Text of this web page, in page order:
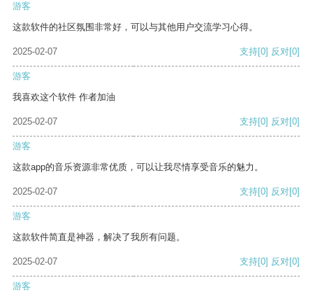
游客
这款软件的社区氛围非常好，可以与其他用户交流学习心得。
2025-02-07 支持[0] 反对[0]
游客
我喜欢这个软件 作者加油
2025-02-07 支持[0] 反对[0]
游客
这款app的音乐资源非常优质，可以让我尽情享受音乐的魅力。
2025-02-07 支持[0] 反对[0]
游客
这款软件简直是神器，解决了我所有问题。
2025-02-07 支持[0] 反对[0]
游客